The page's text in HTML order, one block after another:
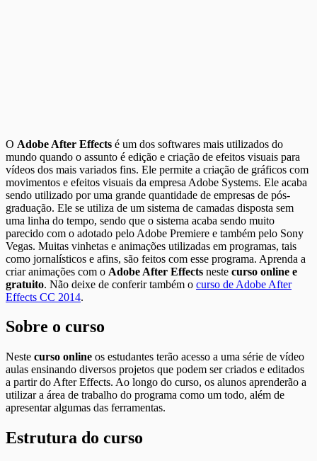
O Adobe After Effects é um dos softwares mais utilizados do
mundo quando o assunto é edição e criação de efeitos visuais para
vídeos dos mais variados fins. Ele permite a criação de gráficos com
movimentos e efeitos visuais da empresa Adobe Systems. Ele acaba
sendo utilizado por uma grande quantidade de empresas de pós-
graduação. Ele se utiliza de um sistema de camadas disposta sem
uma linha do tempo, sendo que o sistema acaba sendo muito
parecido com o adotado pelo Adobe Premiere e também pelo Sony
Vegas. Muitas vinhetas e animações utilizadas em programas, tais
como jornalísticos e afins, são feitos com esse programa. Aprenda a
criar animações com o Adobe After Effects neste curso online e
gratuito. Não deixe de conferir também o curso de Adobe After
Effects CC 2014.
Sobre o curso
Neste curso online os estudantes terão acesso a uma série de vídeo
aulas ensinando diversos projetos que podem ser criados e editados
a partir do After Effects. Ao longo do curso, os alunos aprenderão a
utilizar a área de trabalho do programa como um todo, além de
apresentar algumas das ferramentas.
Estrutura do curso